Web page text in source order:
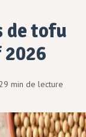
de tofu
min de lecture